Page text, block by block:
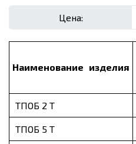
Цена:
Наименование изделия
ТПОБ 2 Т
ТПОБ 5 Т